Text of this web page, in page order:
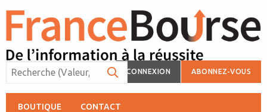
CONNEXION ABONNEZ-VOUS
BOUTIQUE CONTACT